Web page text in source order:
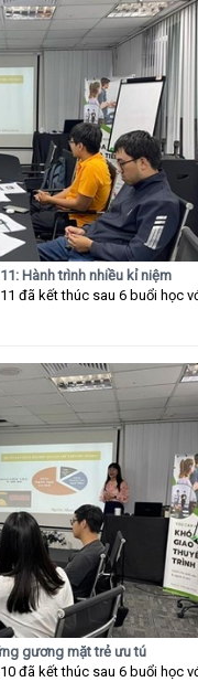
Hành trình nhiều kỉ niệm
đã kết thúc sau 6 buổi học
gương mặt trẻ ưu tú
đã kết thúc sau 6 buổi học